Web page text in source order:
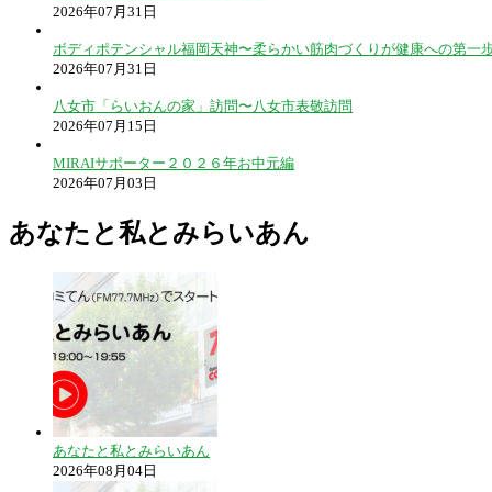
2026年07月31日
ボディポテンシャル福岡天神〜柔らかい筋肉づくりが健康への第一
2026年07月31日
八女市「らいおんの家」訪問〜八女市表敬訪問
2026年07月15日
MIRAIサポーター２０２６年お中元編
2026年07月03日
あなたと私とみらいあん
あなたと私とみらいあん
2026年08月04日